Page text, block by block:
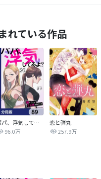
れている作品
パパ、浮気してるよ？娘と二人でクズ夫を捨てます【分冊版】
96.0万
恋と弾丸
257.9万